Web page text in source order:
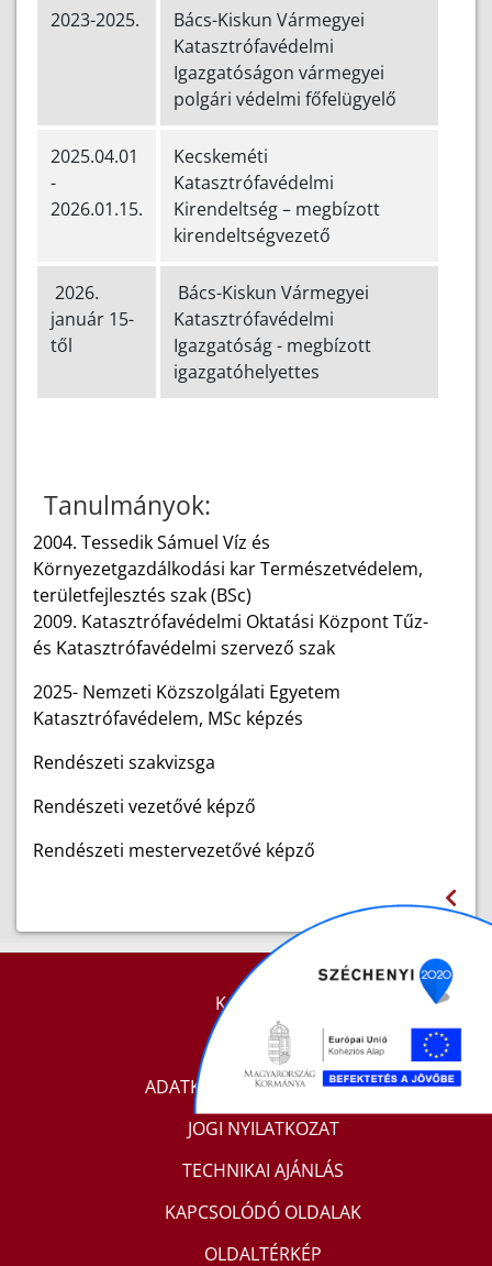
2023-2025.
Bács-Kiskun Vármegyei
Katasztrófavédelmi
Igazgatóságon vármegyei
polgári védelmi főfelügyelő
2025.04.01
-
2026.01.15.
Kecskeméti
Katasztrófavédelmi
Kirendeltség – megbízott
kirendeltségvezető
2026.
január 15-
től
Bács-Kiskun Vármegyei
Katasztrófavédelmi
Igazgatóság - megbízott
igazgatóhelyettes
Tanulmányok:
2004. Tessedik Sámuel Víz és
Környezetgazdálkodási kar Természetvédelem,
területfejlesztés szak (BSc)
2009. Katasztrófavédelmi Oktatási Központ Tűz-
és Katasztrófavédelmi szervező szak
2025- Nemzeti Közszolgálati Egyetem
Katasztrófavédelem, MSc képzés
Rendészeti szakvizsga
Rendészeti vezetővé képző
Rendészeti mestervezetővé képző
KAPCSOLAT
IMPRESSZUM
ADATKEZELÉSI TÁJÉKOZTATÓ
JOGI NYILATKOZAT
TECHNIKAI AJÁNLÁS
KAPCSOLÓDÓ OLDALAK
OLDALTÉRKÉP